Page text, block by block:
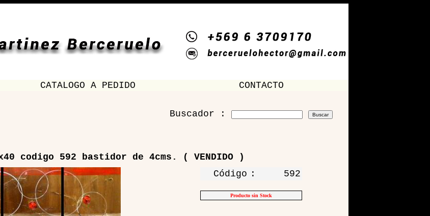
CATALOGO A PEDIDO
CONTACTO
Buscador :
codigo 592 bastidor de 4cms. ( VENDIDO )
Código : 592
Producto sin Stock